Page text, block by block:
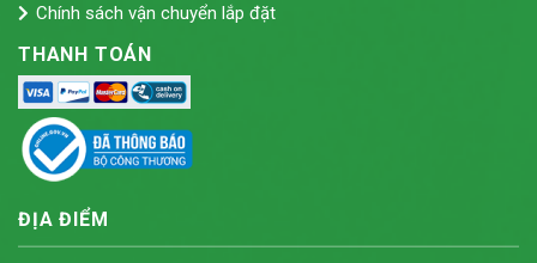
Chính sách vận chuyển lắp đặt
THANH TOÁN
ĐỊA ĐIỂM